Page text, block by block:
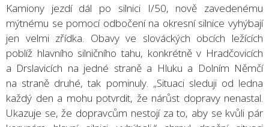
Kamiony jezdí dál po silnici I/50, nově zavedenému
mýtnému se pomocí odbočení na okresní silnice vyhýbají
jen velmi zřídka. Obavy ve slováckých obcích ležících
poblíž hlavního silničního tahu, konkrétně v Hradčovicích
a Drslavicích na jedné straně a Hluku a Dolním Němčí
na straně druhé, tak pominuly. „Situaci sleduji od ledna
každý den a mohu potvrdit, že nárůst dopravy nenastal.
Ukazuje se, že dopravcům nestojí za to, aby se kvůli pár